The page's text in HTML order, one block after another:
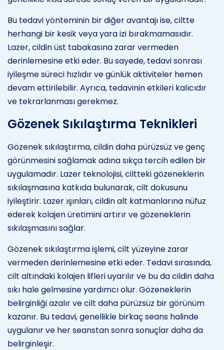
Bu tedavi yönteminin bir diğer avantajı ise, ciltte
herhangi bir kesik veya yara izi bırakmamasıdır.
Lazer, cildin üst tabakasına zarar vermeden
derinlemesine etki eder. Bu sayede, tedavi sonrası
iyileşme süreci hızlıdır ve günlük aktiviteler hemen
devam ettirilebilir. Ayrıca, tedavinin etkileri kalıcıdır
ve tekrarlanması gerekmez.
Gözenek Sıkılaştırma Teknikleri
Gözenek sıkılaştırma, cildin daha pürüzsüz ve genç
görünmesini sağlamak adına sıkça tercih edilen bir
uygulamadır. Lazer teknolojisi, ciltteki gözeneklerin
sıkılaşmasına katkıda bulunarak, cilt dokusunu
iyileştirir. Lazer ışınları, cildin alt katmanlarına nüfuz
ederek kolajen üretimini artırır ve gözeneklerin
sıkılaşmasını sağlar.
Gözenek sıkılaştırma işlemi, cilt yüzeyine zarar
vermeden derinlemesine etki eder. Tedavi sırasında,
cilt altındaki kolajen lifleri uyarılır ve bu da cildin daha
sıkı hale gelmesine yardımcı olur. Gözeneklerin
belirginliği azalır ve cilt daha pürüzsüz bir görünüm
kazanır. Bu tedavi, genellikle birkaç seans halinde
uygulanır ve her seanstan sonra sonuçlar daha da
belirginleşir.